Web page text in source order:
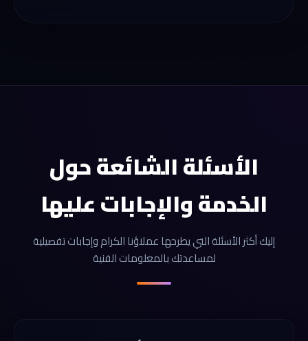
الأسئلة الشائعة حول
الخدمة والإجابات عليها
إليك أكثر الأسئلة التي يطرحها عملاؤنا الكرام وإجابات تفصيلية
لمساعدتك بالمعلومات الفنية